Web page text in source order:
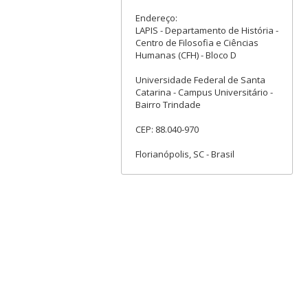
Endereço:
LAPIS - Departamento de História -
Centro de Filosofia e Ciências
Humanas (CFH) - Bloco D
Universidade Federal de Santa
Catarina - Campus Universitário -
Bairro Trindade
CEP: 88.040-970
Florianópolis, SC - Brasil